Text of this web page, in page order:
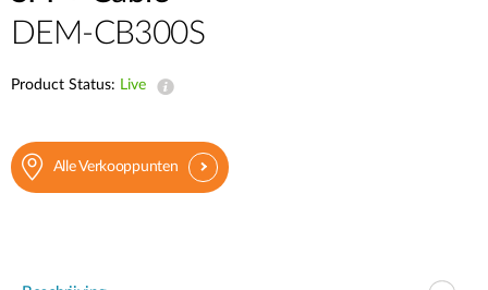
DEM-CB300S
Product Status: Live
Alle Verkooppunten